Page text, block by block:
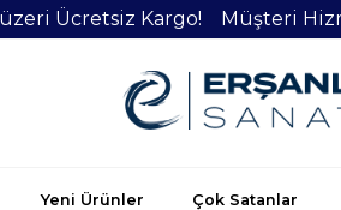
üzeri Ücretsiz Kargo! Müşteri
Yeni Ürünler Çok Satanlar